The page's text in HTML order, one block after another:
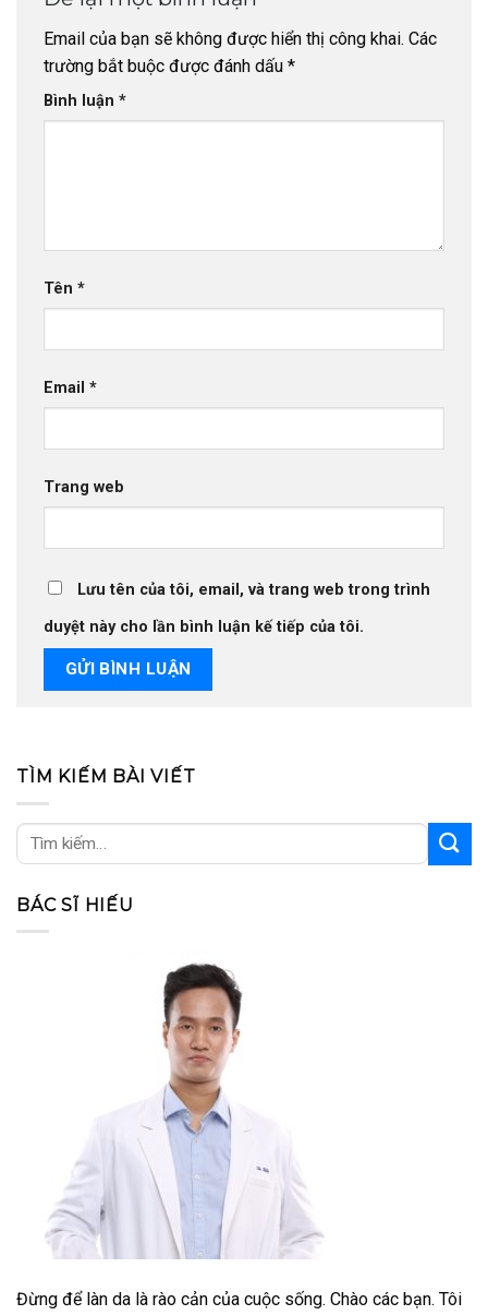
Email của bạn sẽ không được hiển thị công khai. Các
trường bắt buộc được đánh dấu *
Bình luận *
Tên *
Email *
Trang web
Lưu tên của tôi, email, và trang web trong trình
duyệt này cho lần bình luận kế tiếp của tôi.
TÌM KIẾM BÀI VIẾT
BÁC SĨ HIẾU
Đừng để làn da là rào cản của cuộc sống. Chào các bạn. Tôi